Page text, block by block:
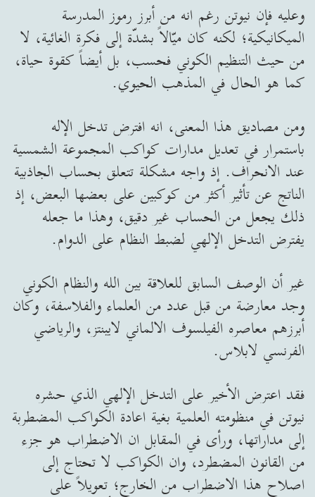
وعليه فإن نيوتن رغم انه من أبرز رموز المدرسة
الميكانيكية؛ لكنه كان ميّالاً بشدّة إلى فكرة الغائية، لا
من حيث التنظيم الكوني فحسب، بل أيضاً كقوة حياة،
كما هو الحال في المذهب الحيوي.
ومن مصاديق هذا المعنى، انه افترض تدخل الإله
باستمرار في تعديل مدارات كواكب المجموعة الشمسية
عند الانحراف. إذ واجه مشكلة تتعلق بحساب الجاذبية
الناتج عن تأثير أكثر من كوكبين على بعضها البعض، إذ
ذلك يجعل من الحساب غير دقيق، وهذا ما جعله
يفترض التدخل الإلهي لضبط النظام على الدوام.
غير أن الوصف السابق للعلاقة بين الله والنظام الكوني
وجد معارضة من قبل عدد من العلماء والفلاسفة، وكان
أبرزهم معاصره الفيلسوف الالماني لايبنتز، والرياضي
الفرنسي لابلاس.
فقد اعترض الأخير على التدخل الإلهي الذي حشره
نيوتن في منظومته العلمية بغية اعادة الكواكب المضطربة
إلى مداراتها، ورأى في المقابل ان الاضطراب هو جزء
من القانون المضطرد، وان الكواكب لا تحتاج إلى
اصلاح هذا الاضطراب من الخارج؛ تعويلاً على